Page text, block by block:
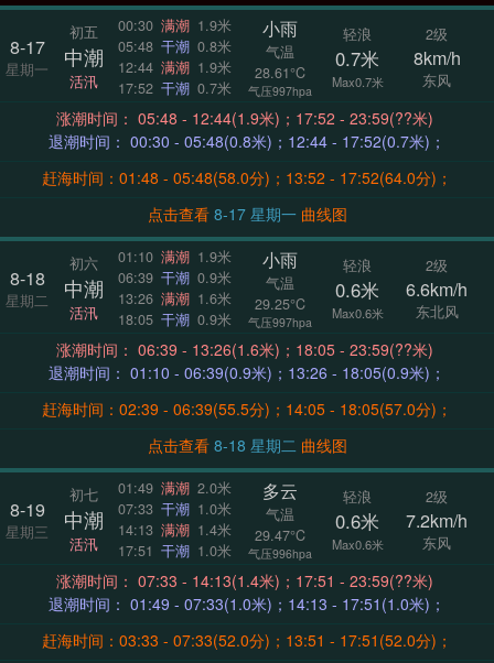
8-17
星期一
初五
中潮
活汛
00:30 满潮 1.9米
05:48 干潮 0.8米
12:44 满潮 1.9米
17:52 干潮 0.7米
小雨
气温
28.61°C
气压997hpa
轻浪
0.7米
Max0.7米
2级
8km/h
东风
涨潮时间： 05:48 - 12:44(1.9米)；17:52 - 23:59(??米)
退潮时间： 00:30 - 05:48(0.8米)；12:44 - 17:52(0.7米)；
赶海时间：01:48 - 05:48(58.0分)；13:52 - 17:52(64.0分)；
点击查看
8-17 星期一 曲线图
8-18
星期二
初六
中潮
活汛
01:10 满潮 1.9米
06:39 干潮 0.9米
13:26 满潮 1.6米
18:05 干潮 0.9米
小雨
气温
29.25°C
气压997hpa
轻浪
0.6米
Max0.6米
2级
6.6km/h
东北风
涨潮时间： 06:39 - 13:26(1.6米)；18:05 - 23:59(??米)
退潮时间： 01:10 - 06:39(0.9米)；13:26 - 18:05(0.9米)；
赶海时间：02:39 - 06:39(55.5分)；14:05 - 18:05(57.0分)；
点击查看
8-18 星期二 曲线图
8-19
星期三
初七
中潮
活汛
01:49 满潮 2.0米
07:33 干潮 1.0米
14:13 满潮 1.4米
17:51 干潮 1.0米
多云
气温
29.47°C
气压996hpa
轻浪
0.6米
Max0.6米
2级
7.2km/h
东风
涨潮时间： 07:33 - 14:13(1.4米)；17:51 - 23:59(??米)
退潮时间： 01:49 - 07:33(1.0米)；14:13 - 17:51(1.0米)；
赶海时间：03:33 - 07:33(52.0分)；13:51 - 17:51(52.0分)；